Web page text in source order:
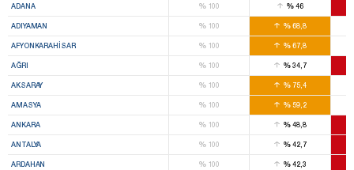
ADANA %100 %46
ADIYAMAN %100 %68,8
AFYONKARAHISAR %100 %67,8
AĞRI %100 %34,7
AKSARAY %100 %75,4
AMASYA %100 %59,2
ANKARA %100 %48,8
ANTALYA %100 %42,7
ARDAHAN %100 %42,3